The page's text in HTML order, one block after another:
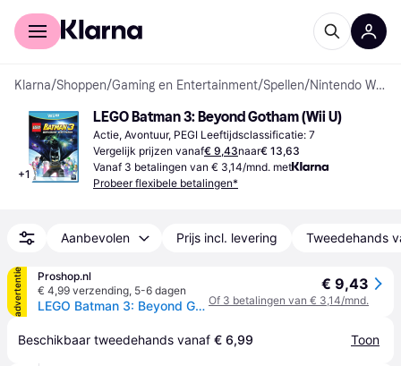
Voor shoppers
Klarna/Shoppen/Gaming en Entertainment/Spellen/ Nintendo Wii U-spellen
+1
LEGO Batman 3: Beyond Gotham (Wii U)
Actie, Avontuur, PEGI Leeftijdsclassificatie: 7
Vergelijk prijzen vanaf€ 9,43naar€ 13,63
Vanaf 3 betalingen van € 3,14/mnd. met
Probeer flexibele betalingen*
Aanbevolen Prijs incl. levering Tweedehands
advertentie
Proshop.nl
€ 4,99 verzending, 5-6 dagen
LEGO Batman 3: Beyond Gotham - Nintendo Wii U - Action
€ 9,43
Of 3 betalingen van € 3,14/mnd.
Beschikbaar tweedehands vanaf € 6,99 Toon